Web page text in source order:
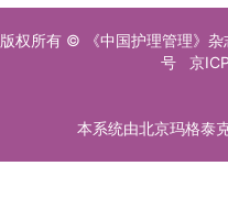
版权所有 © 《中国护理管理》
号
京
本系统由北京玛格泰